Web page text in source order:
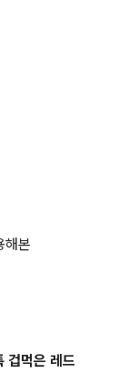
해본
겁먹은 레드